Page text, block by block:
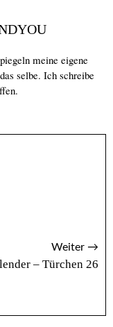
meine eigene
selbe. Ich schreibe
Weiter →
– Türchen 26